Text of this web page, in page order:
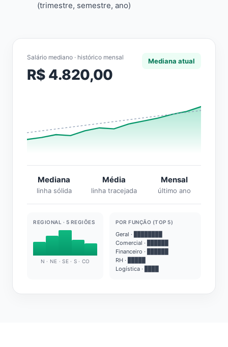
(trimestre, semestre, ano)
Salário mediano · histórico mensal
R$ 4.820,00
Mediana atual
Mediana
linha sólida
Média
linha tracejada
Mensal
último ano
REGIONAL · 5 REGIÕES
N · NE · SE · S · CO
POR FUNÇÃO (TOP 5)
Geral · ████████
Comercial · ██████
Financeiro · ██████
RH · █████
Logística · ████